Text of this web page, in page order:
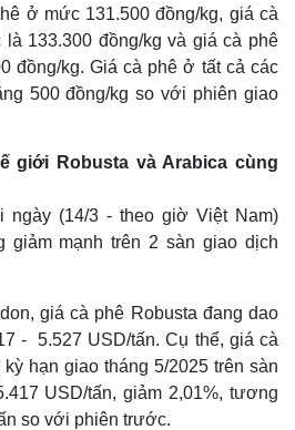
Biển đảo
ở mức 131.500 đồng/kg, giá cà
133.300 đồng/kg và giá cà phê
đồng/kg. Giá cà phê ở tất cả các
500 đồng/kg so với phiên giao
giới Robusta và Arabica cùng
ngày (14/3 - theo giờ Việt Nam)
giảm mạnh trên 2 sàn giao dịch
giá cà phê Robusta đang dao
- 5.527 USD/tấn. Cụ thể, giá cà
hạn giao tháng 5/2025 trên sàn
USD/tấn, giảm 2,01%, tương
so với phiên trước.